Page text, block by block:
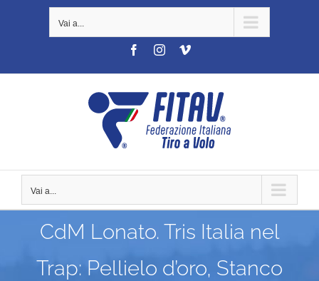
Vai a...
FacebookInstagramVimeo
Vai a...
CdM Lonato. Tris Italia nel
Trap: Pellielo d’oro, Stanco